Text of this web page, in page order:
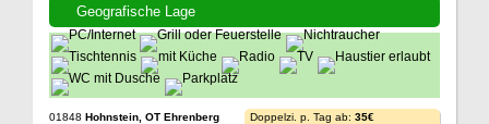
Geografische Lage
01848 Hohnstein, OT Ehrenberg
Doppelzi. p. Tag ab: 35€